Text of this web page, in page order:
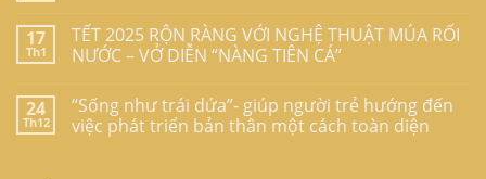
17
Th1
TẾT 2025 RỘN RÀNG VỚI NGHỆ THUẬT MÚA RỐI
NƯỚC – VỞ DIỄN “NÀNG TIÊN CÁ”
24
Th12
“Sống như trái dứa”- giúp người trẻ hướng đến
việc phát triển bản thân một cách toàn diện